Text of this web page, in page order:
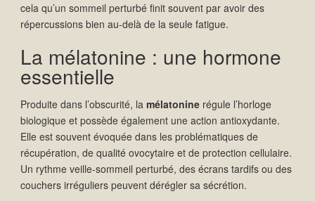
cela qu’un sommeil perturbé finit souvent par avoir des
répercussions bien au-delà de la seule fatigue.
La mélatonine : une hormone
essentielle
Produite dans l’obscurité, la mélatonine régule l’horloge
biologique et possède également une action antioxydante.
Elle est souvent évoquée dans les problématiques de
récupération, de qualité ovocytaire et de protection cellulaire.
Un rythme veille-sommeil perturbé, des écrans tardifs ou des
couchers irréguliers peuvent dérégler sa sécrétion.